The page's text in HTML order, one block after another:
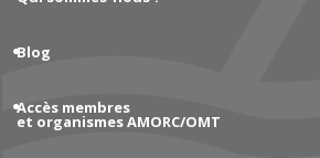
Blog
Accès membres
et organismes AMORC/OMT